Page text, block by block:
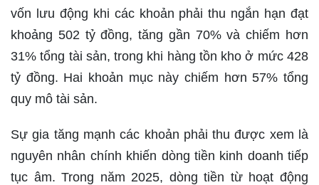
vốn lưu động khi các khoản phải thu ngắn hạn đạt
khoảng 502 tỷ đồng, tăng gần 70% và chiếm hơn
31% tổng tài sản, trong khi hàng tồn kho ở mức 428
tỷ đồng. Hai khoản mục này chiếm hơn 57% tổng
quy mô tài sản.
Sự gia tăng mạnh các khoản phải thu được xem là
nguyên nhân chính khiến dòng tiền kinh doanh tiếp
tục âm. Trong năm 2025, dòng tiền từ hoạt động